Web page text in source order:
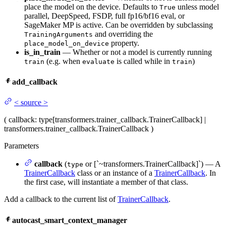
place the model on the device. Defaults to True unless model
parallel, DeepSpeed, FSDP, full fp16/bf16 eval, or
SageMaker MP is active. Can be overridden by subclassing
TrainingArguments and overriding the
place_model_on_device property.
is_in_train — Whether or not a model is currently running
train (e.g. when evaluate is called while in train)
add_callback
< source >
( callback: type[transformers.trainer_callback.TrainerCallback] |
transformers.trainer_callback.TrainerCallback )
Parameters
callback (type or [`~transformers.TrainerCallback]`) — A
TrainerCallback class or an instance of a TrainerCallback. In
the first case, will instantiate a member of that class.
Add a callback to the current list ofTrainerCallback.
autocast_smart_context_manager